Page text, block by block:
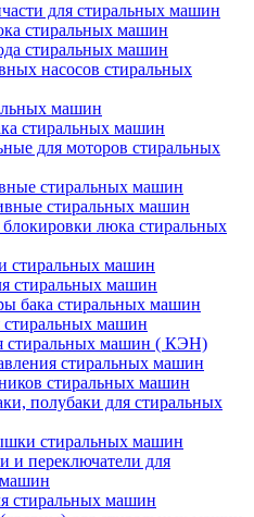
для стиральных машин
стиральных машин
стиральных машин
насосов стиральных
машин
стиральных машин
для моторов стиральных
стиральных машин
стиральных машин
блокировки люка стиральных
стиральных машин
стиральных машин
бака стиральных машин
стиральных машин
стиральных машин ( КЭН)
стиральных машин
стиральных машин
полубаки для стиральных
стиральных машин
и переключатели для
стиральных машин